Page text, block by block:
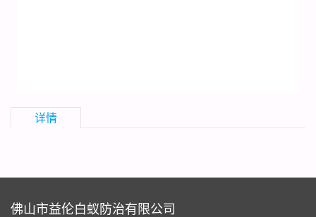
详情
佛山市益伦白蚁防治有限公司